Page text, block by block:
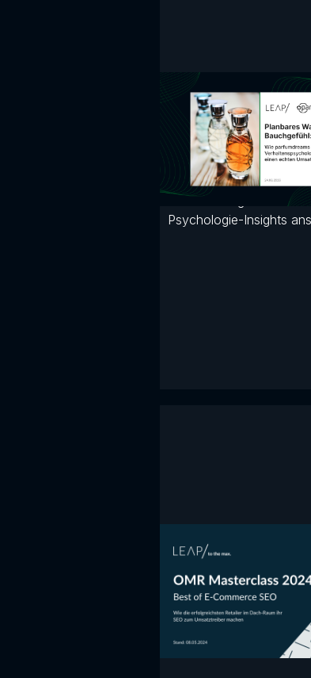
Planbares
statt
K5 2026: Wie
& A/B-Testing planbares
statt Bauchgefühl
LEAP-Vortrag mit Live-
Psychologie-Insights
Best of E-
In diesem Vortrag
erfolgreiche Retailer ihre
Maßnahmen
IT- und Developer-